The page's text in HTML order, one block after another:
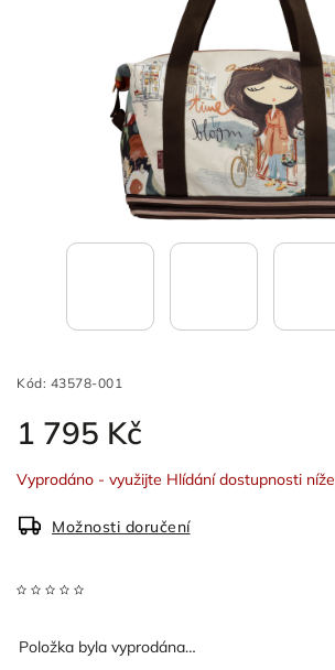
Kód: 43578-001
1 795 Kč
Vyprodáno - využijte Hlídání dostupnosti níže
Možnosti doručení
Položka byla vyprodána…